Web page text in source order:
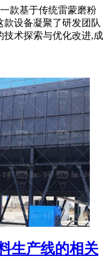
款基于传统雷蒙磨粉
设备凝聚了研发团队
技术探索与优化改进,成
生产线的相关